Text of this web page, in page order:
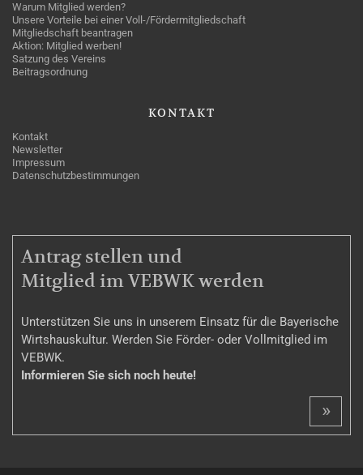
Warum Mitglied werden?
Unsere Vorteile bei einer Voll-/Fördermitgliedschaft
Mitgliedschaft beantragen
Aktion: Mitglied werben!
Satzung des Vereins
Beitragsordnung
KONTAKT
Kontakt
Newsletter
Impressum
Datenschutzbestimmungen
MITGLIEDSCHAFT
Antrag stellen und
Mitglied im VEBWK werden
Unterstützen Sie uns in unserem Einsatz für die Bayerische
Wirtshauskultur. Werden Sie Förder- oder Vollmitglied im
VEBWK.
Informieren Sie sich noch heute!
»